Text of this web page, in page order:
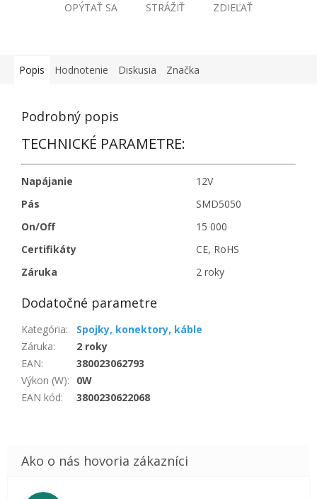
OPÝTAŤ SA STRÁŽIŤ ZDIEĽAŤ
Popis Hodnotenie Diskusia Značka
Podrobný popis
TECHNICKÉ PARAMETRE:
Napájanie
12V
Pás
SMD5050
On/Off
15 000
Certifikáty
CE, RoHS
Záruka
2 roky
Dodatočné parametre
Kategória:
Spojky, konektory, káble
Záruka:
2 roky
EAN:
380023062793
Výkon (W):
0W
EAN kód: 3800230622068